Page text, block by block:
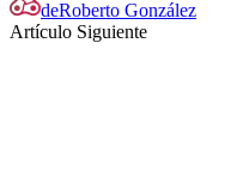
deRoberto González
Artículo Siguiente